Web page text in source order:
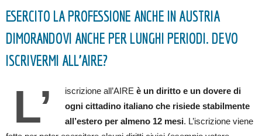
ESERCITO LA PROFESSIONE ANCHE IN AUSTRIA
DIMORANDOVI ANCHE PER LUNGHI PERIODI. DEVO
ISCRIVERMI ALL’AIRE?
L’ iscrizione all’AIRE è un diritto e un dovere di
ogni cittadino italiano che risiede stabilmente
all’estero per almeno 12 mesi. L’iscrizione viene